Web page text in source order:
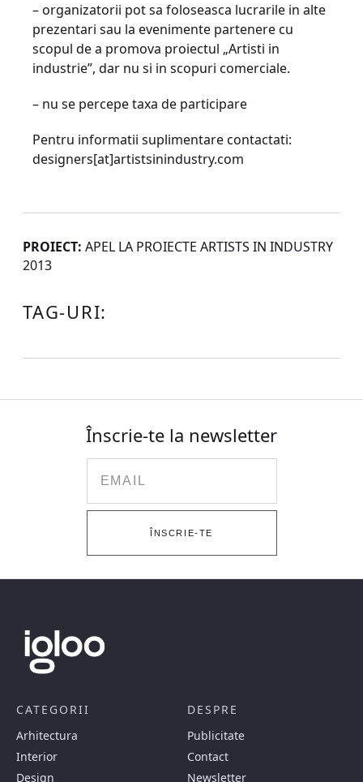
– organizatorii pot sa foloseasca lucrarile in alte
prezentari sau la evenimente partenere cu
scopul de a promova proiectul „Artisti in
industrie”, dar nu si in scopuri comerciale.
– nu se percepe taxa de participare
Pentru informatii suplimentare contactati:
designers[at]artistsinindustry.com
PROIECT: APEL LA PROIECTE ARTISTS IN INDUSTRY
2013
TAG-URI:
Înscrie-te la newsletter
ÎNSCRIE-TE
CATEGORII
Arhitectura
Interior
Design
DESPRE
Publicitate
Contact
Newsletter